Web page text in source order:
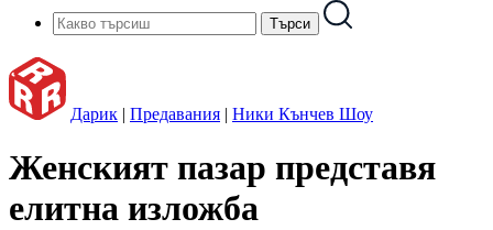
Дарик | Предавания | Ники Кънчев Шоу
Женският пазар представя
елитна изложба